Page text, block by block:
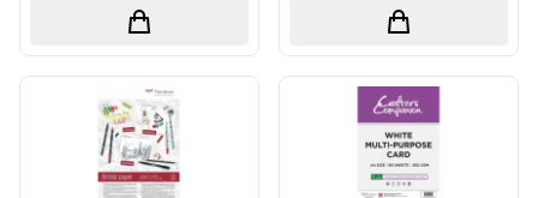
Yvonne Creations
Barto Design
Collall
hobbygros
Joep by Carla